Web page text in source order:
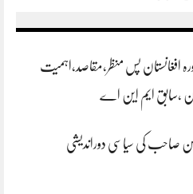
افغانستان پس منظر،مقاصد،اہمیت
،سابق ایم این اے
صاحب کی سیاسی دوراندیشی